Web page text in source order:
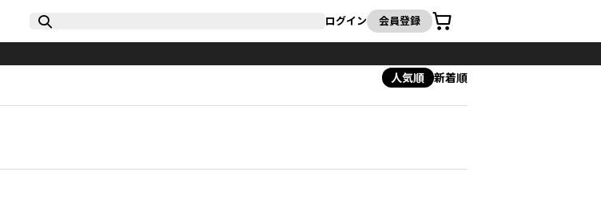
ログイン 会員登録
カート
人気順 新着順